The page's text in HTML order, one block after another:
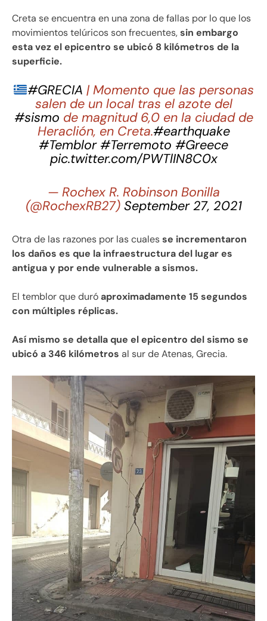
Creta se encuentra en una zona de fallas por lo que los
movimientos telúricos son frecuentes,sin embargo
esta vez el epicentro se ubicó 8 kilómetros de la
superficie.
#GRECIA | Momento que las personas
salen de un local tras el azote del
#sismo de magnitud 6,0 en la ciudad de
Heraclión, en Creta.#earthquake
#Temblor #Terremoto #Greece
pic.twitter.com/PWTlIN8C0x
— Rochex R. Robinson Bonilla
(@RochexRB27) September 27, 2021
Otra de las razones por las cualesse incrementaron
los daños es que la infraestructura del lugar es
antigua y por ende vulnerable a sismos.
El temblor que duróaproximadamente 15 segundos
con múltiples réplicas.
Así mismo se detalla que el epicentro del sismo se
ubicó a 346 kilómetros al sur de Atenas, Grecia.